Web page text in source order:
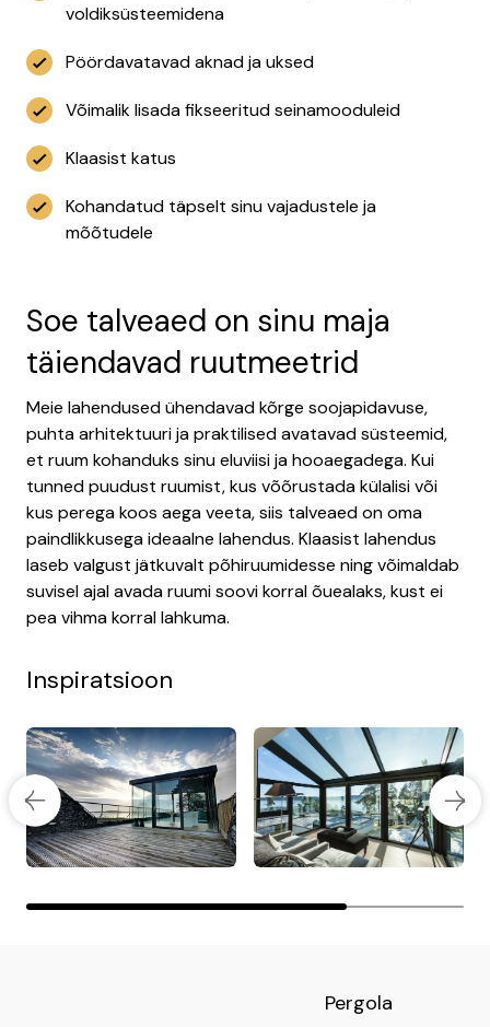
voldiksüsteemidena
Pöördavatavad aknad ja uksed
Võimalik lisada fikseeritud seinamooduleid
Klaasist katus
Kohandatud täpselt sinu vajadustele ja
mõõtudele
Soe talveaed on sinu maja
täiendavad ruutmeetrid
Meie lahendused ühendavad kõrge soojapidavuse,
puhta arhitektuuri ja praktilised avatavad süsteemid,
et ruum kohanduks sinu eluviisi ja hooaegadega. Kui
tunned puudust ruumist, kus võõrustada külalisi või
kus perega koos aega veeta, siis talveaed on oma
paindlikkusega ideaalne lahendus. Klaasist lahendus
laseb valgust jätkuvalt põhiruumidesse ning võimaldab
suvisel ajal avada ruumi soovi korral õuealaks, kust ei
pea vihma korral lahkuma.
Inspiratsioon
Pergola